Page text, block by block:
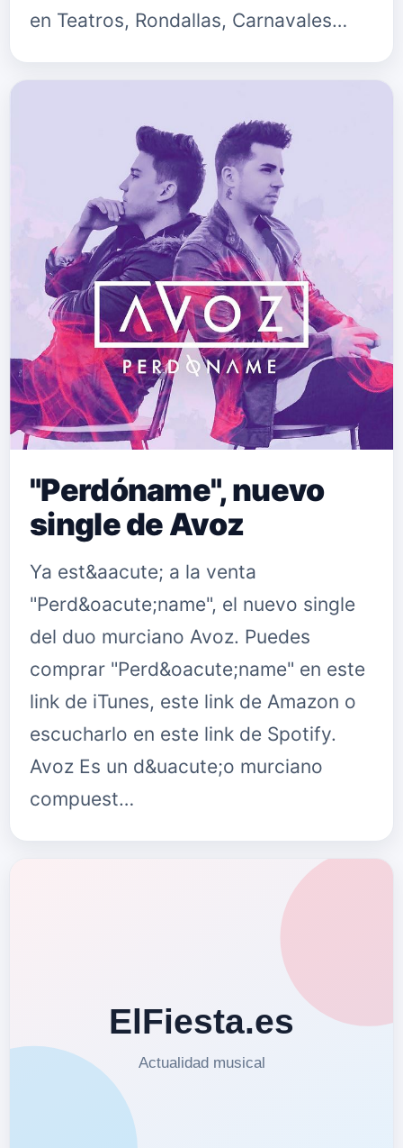
en Teatros, Rondallas, Carnavales…
"Perdóname", nuevo
single de Avoz
Ya est&aacute; a la venta
"Perd&oacute;name", el nuevo single
del duo murciano Avoz. Puedes
comprar "Perd&oacute;name" en este
link de iTunes, este link de Amazon o
escucharlo en este link de Spotify.
Avoz Es un d&uacute;o murciano
compuest…